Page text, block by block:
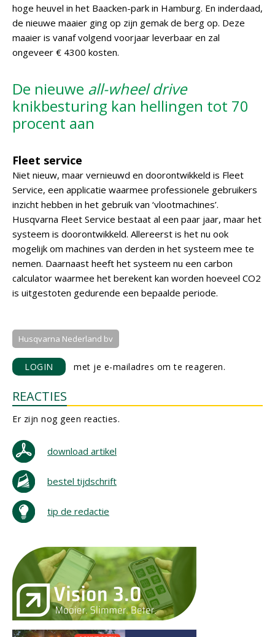
hoge heuvel in het Baacken-park in Hamburg. En inderdaad,
de nieuwe maaier ging op zijn gemak de berg op. Deze
maaier is vanaf volgend voorjaar leverbaar en zal
ongeveer € 4300 kosten.
De nieuwe all-wheel drive
knikbesturing kan hellingen tot 70
procent aan
Fleet service
Niet nieuw, maar vernieuwd en doorontwikkeld is Fleet
Service, een applicatie waarmee professionele gebruikers
inzicht hebben in het gebruik van ‘vlootmachines’.
Husqvarna Fleet Service bestaat al een paar jaar, maar het
systeem is doorontwikkeld. Allereerst is het nu ook
mogelijk om machines van derden in het systeem mee te
nemen. Daarnaast heeft het systeem nu een carbon
calculator waarmee het berekent kan worden hoeveel CO2
is uitgestoten gedurende een bepaalde periode.
Husqvarna Nederland bv
LOGIN met je e-mailadres om te reageren.
REACTIES
Er zijn nog geen reacties.
download artikel
bestel tijdschrift
tip de redactie